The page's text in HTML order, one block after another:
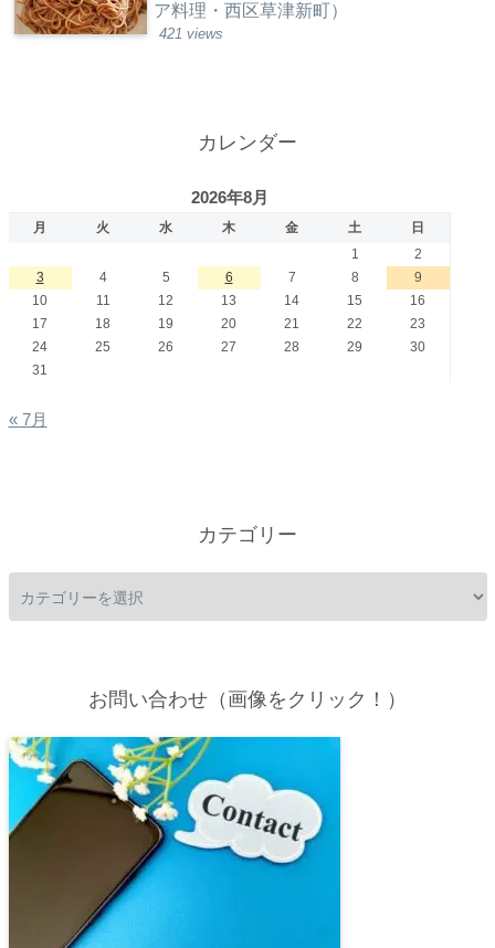
ア料理・西区草津新町）
421 views
カレンダー
2026年8月
月 火 水 木 金 土
日
1
2
3
4 5 6 7 8
9
10
11 12 13 14 15
16
17
18 19 20 21 22
23
24
25 26 27 28 29
30
31
« 7月
カテゴリー
お問い合わせ（画像をクリック！）